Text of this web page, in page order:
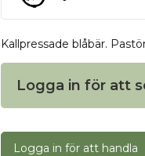
Kallpressade blåbär.
Logga in för att
Logga in för att handla